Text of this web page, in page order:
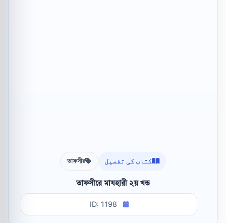
کتاب کی تفصیل তাফসীর
তাফসীরে মাযহারী ২য় খন্ড
ID: 1198